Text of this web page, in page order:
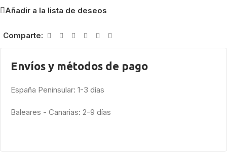
Añadir a la lista de deseos
Comparte:
Envíos y métodos de pago
España Peninsular: 1-3 días
Baleares - Canarias: 2-9 días